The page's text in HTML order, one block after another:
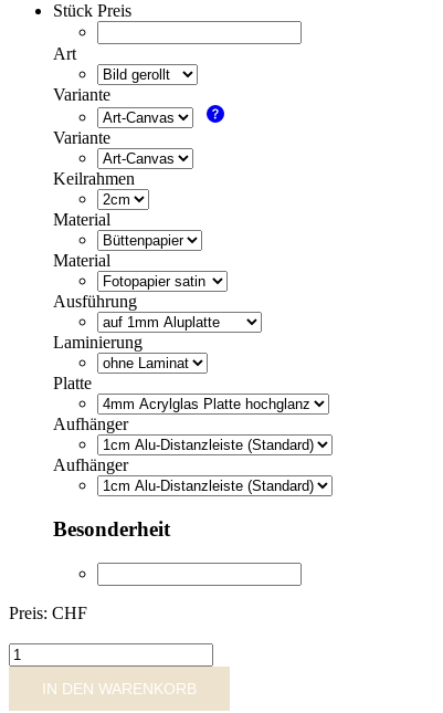
Stück Preis
Art
Variante
Variante
Keilrahmen
Material
Material
Ausführung
Laminierung
Platte
Aufhänger
Aufhänger
Besonderheit
Preis: CHF
DGA601274
Menge
IN DEN WARENKORB